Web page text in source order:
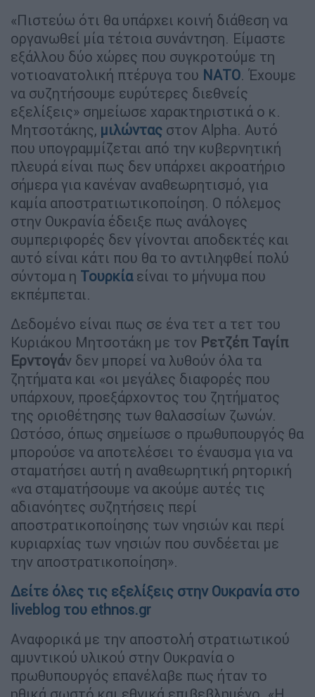
«Πιστεύω ότι θα υπάρχει κοινή διάθεση να
οργανωθεί μία τέτοια συνάντηση. Είμαστε
εξάλλου δύο χώρες που συγκροτούμε τη
νοτιοανατολική πτέρυγα του ΝΑΤΟ. Έχουμε
να συζητήσουμε ευρύτερες διεθνείς
εξελίξεις» σημείωσε χαρακτηριστικά ο κ.
Μητσοτάκης, μιλώντας στον Alpha. Αυτό
που υπογραμμίζεται από την κυβερνητική
πλευρά είναι πως δεν υπάρχει ακροατήριο
σήμερα για κανέναν αναθεωρητισμό, για
καμία αποστρατιωτικοποίηση. Ο πόλεμος
στην Ουκρανία έδειξε πως ανάλογες
συμπεριφορές δεν γίνονται αποδεκτές και
αυτό είναι κάτι που θα το αντιληφθεί πολύ
σύντομα η Τουρκία είναι το μήνυμα που
εκπέμπεται.
Δεδομένο είναι πως σε ένα τετ α τετ του
Κυριάκου Μητσοτάκη με τον Ρετζέπ Ταγίπ
Ερντογάν δεν μπορεί να λυθούν όλα τα
ζητήματα και «οι μεγάλες διαφορές που
υπάρχουν, προεξάρχοντος του ζητήματος
της οριοθέτησης των θαλασσίων ζωνών.
Ωστόσο, όπως σημείωσε ο πρωθυπουργός θα
μπορούσε να αποτελέσει το έναυσμα για να
σταματήσει αυτή η αναθεωρητική ρητορική
«να σταματήσουμε να ακούμε αυτές τις
αδιανόητες συζητήσεις περί
αποστρατικοποίησης των νησιών και περί
κυριαρχίας των νησιών που συνδέεται με
την αποστρατικοποίηση».
Δείτε όλες τις εξελίξεις στην Ουκρανία στο
liveblog του ethnos.gr
Αναφορικά με την αποστολή στρατιωτικού
αμυντικού υλικού στην Ουκρανία o
πρωθυπουργός επανέλαβε πως ήταν το